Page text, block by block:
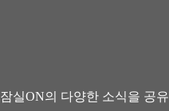
잠실ON의 다양한 소식을 공유